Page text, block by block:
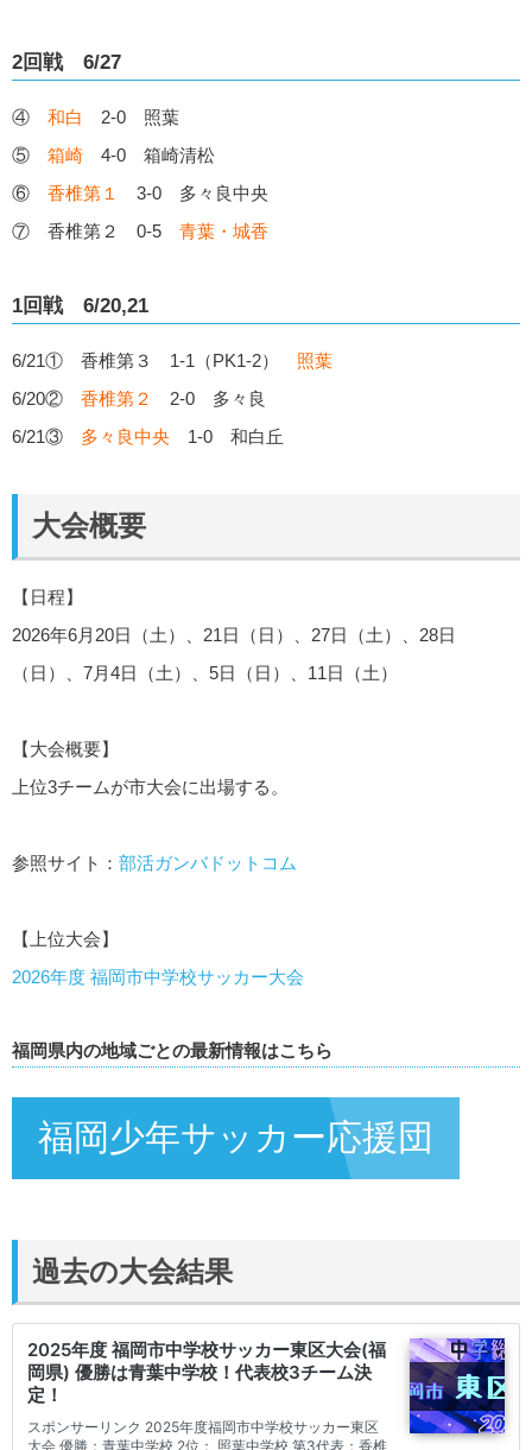
2回戦 6/27
④ 和白
2-0 照葉
⑤ 箱崎 4-0 箱崎清松
⑥ 香椎第１
3-0 多々良中央
⑦ 香椎第２ 0-5 青葉・城香
1回戦 6/20,21
6/21① 香椎第３ 1-1（PK1-2） 照葉
6/20② 香椎第２
2-0 多々良
6/21③ 多々良中央 1-0 和白丘
大会概要
【日程】
2026年6月20日（土）、21日（日）、27日（土）、28日
（日）、7月4日（土）、5日（日）、11日（土）
【大会概要】
上位3チームが市大会に出場する。
参照サイト： 部活ガンバドットコム
【上位大会】
2026年度 福岡市中学校サッカー大会
福岡県内の地域ごとの最新情報はこちら
福岡少年サッカー応援団
過去の大会結果